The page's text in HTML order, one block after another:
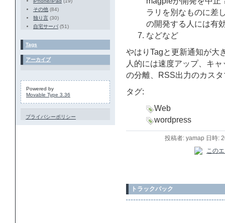
ラリを別なものに差
の開発する人には有
などなど
やはりTagと更新通知が大
人的には速度アップ、キ
の分離、RSS出力のカス
タグ:
Web
wordpress
投稿者: yamap 日時:
トラックバック
その他 (84)
独り言 (30)
自宅サーバ (51)
Tags
アーカイブ
Powered by
Movable Type 3.36
プライバシーポリシー